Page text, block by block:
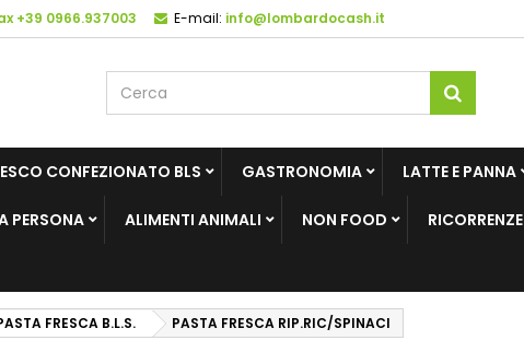
+39 0966.937003 E-mail: info@lombardocash.it
CONFEZIONATO BLS GASTRONOMIA LATTE E PANNA
PERSONA ALIMENTI ANIMALI NON FOOD RICORRENZE
FRESCA B.L.S. PASTA FRESCA RIP.RIC/SPINACI